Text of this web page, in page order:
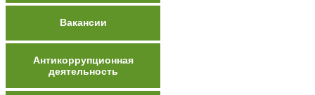
Вакансии
Антикоррупционная
деятельность